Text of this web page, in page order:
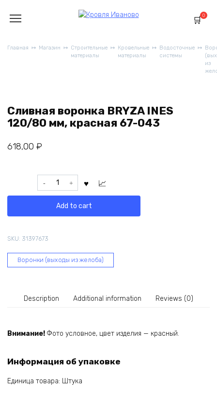
содержанию
0
Главная Магазин
Строительные
материалы
Кровельные
материалы
Водосточные
системы
из
Сливная воронка BRYZA INES
120/80 мм, красная 67-043
618,00 ₽
Сливная
воронка
красная
043
Add to cart
SKU: 31397673
Воронки (выходы из желоба)
Description Additional information Reviews (0)
Внимание! Фото условное, цвет изделия — красный.
Информация об упаковке
Единица товара: Штука